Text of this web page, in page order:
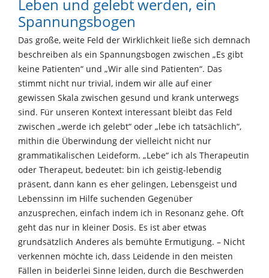
Leben und gelebt werden, ein
Spannungsbogen
Das große, weite Feld der Wirklichkeit ließe sich demnach
beschreiben als ein Spannungsbogen zwischen „Es gibt
keine Patienten“ und „Wir alle sind Patienten“. Das
stimmt nicht nur trivial, indem wir alle auf einer
gewissen Skala zwischen gesund und krank unterwegs
sind. Für unseren Kontext interessant bleibt das Feld
zwischen „werde ich gelebt“ oder „lebe ich tatsächlich“,
mithin die Überwindung der vielleicht nicht nur
grammatikalischen Leideform. „Lebe“ ich als Therapeutin
oder Therapeut, bedeutet: bin ich geistig-lebendig
präsent, dann kann es eher gelingen, Lebensgeist und
Lebenssinn im Hilfe suchenden Gegenüber
anzusprechen, einfach indem ich in Resonanz gehe. Oft
geht das nur in kleiner Dosis. Es ist aber etwas
grundsätzlich Anderes als bemühte Ermutigung. – Nicht
verkennen möchte ich, dass Leidende in den meisten
Fällen in beiderlei Sinne leiden, durch die Beschwerden